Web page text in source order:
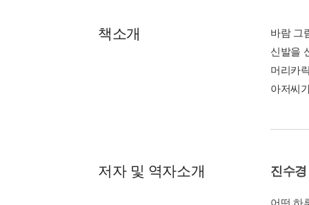
책소개
바람 그
신발을
머리카
아저씨
저자 및 역자소개 진수경
어떤 하